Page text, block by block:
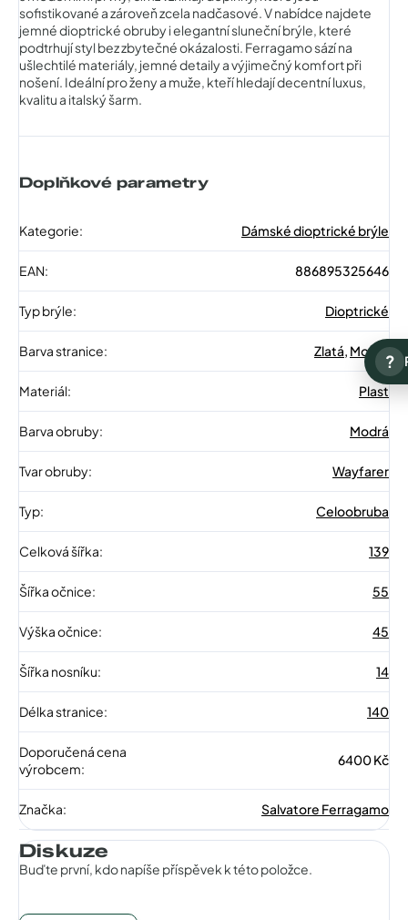
sofistikované a zároveň zcela nadčasové. V nabídce najdete
jemné dioptrické obruby i elegantní sluneční brýle, které
podtrhují styl bez zbytečné okázalosti. Ferragamo sází na
ušlechtilé materiály, jemné detaily a výjimečný komfort při
nošení. Ideální pro ženy a muže, kteří hledají decentní luxus,
kvalitu a italský šarm.
Doplňkové parametry
Kategorie: Dámské dioptrické brýle
EAN: 886895325646
Typ brýle: Dioptrické
Barva stranice: Zlatá, Modrá
Materiál: Plast
Barva obruby: Modrá
Tvar obruby: Wayfarer
Typ: Celoobruba
Celková šířka: 139
Šířka očnice: 55
Výška očnice: 45
Šířka nosníku: 14
Délka stranice: 140
Doporučená cena
výrobcem:
6400 Kč
Značka: Salvatore Ferragamo
Diskuze
Buďte první, kdo napíše příspěvek k této položce.
?